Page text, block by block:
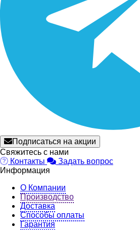
Подписаться на акции
Свяжитесь с нами
Контакты
Задать вопрос
Информация
О Компании
Производство
Доставка
Способы оплаты
Гарантия